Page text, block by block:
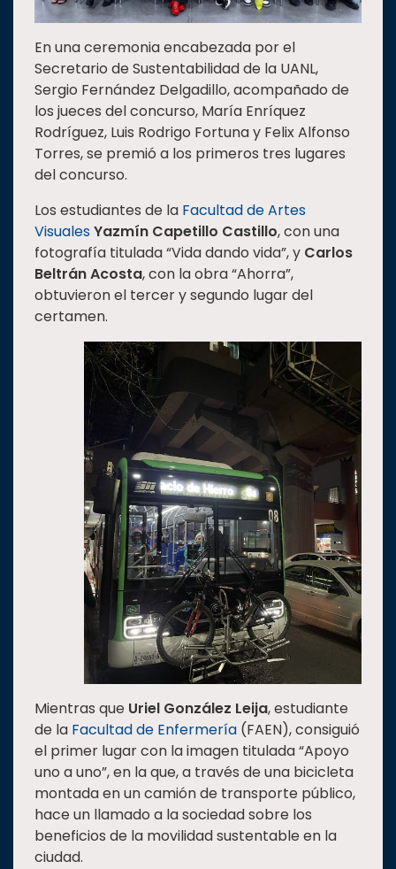
Vinculación
Historia
Universiada
Nacional
En una ceremonia encabezada por el
Secretario de Sustentabilidad de la UANL,
Sergio Fernández Delgadillo, acompañado de
los jueces del concurso, María Enríquez
Rodríguez, Luis Rodrigo Fortuna y Felix Alfonso
Torres, se premió a los primeros tres lugares
del concurso.
Los estudiantes de la Facultad de Artes
VisualesYazmín Capetillo Castillo, con una
fotografía titulada “Vida dando vida”, y Carlos
Beltrán Acosta, con la obra “Ahorra”,
obtuvieron el tercer y segundo lugar del
certamen.
Mientras que Uriel González Leija, estudiante
de la Facultad de Enfermería (FAEN), consiguió
el primer lugar con la imagen titulada “Apoyo
uno a uno”, en la que, a través de una bicicleta
montada en un camión de transporte público,
hace un llamado a la sociedad sobre los
beneficios de la movilidad sustentable en la
ciudad.